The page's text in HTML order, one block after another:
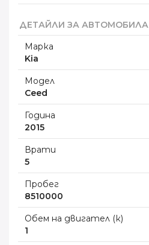
ДЕТАЙЛИ ЗА АВТОМОБИЛА
Марка
Kia
Модел
Ceed
Година
2015
Врати
5
Пробег
8510000
Обем на двигател (к)
1